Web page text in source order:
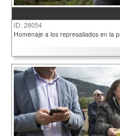
ID: 28054
Homenaje a los represaliados en la